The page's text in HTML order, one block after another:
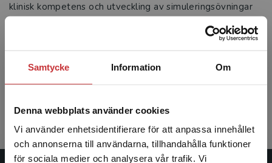
Samtycke Information Om
Denna webbplats använder cookies
Vi använder enhetsidentifierare för att anpassa innehållet
och annonserna till användarna, tillhandahålla funktioner
för sociala medier och analysera vår trafik. Vi
klinisk kompetens och utveckling av simuleringsövningar
2010. Åren 2010-2012 var hon verksam i ett projekt vid
University of Bedfordshire om främjandet av värdighet
och kompetens i vården. 2012 utnämndes Lesley till
av London South Bank university, University College
London hospitals och Florence Nightingale foundation.